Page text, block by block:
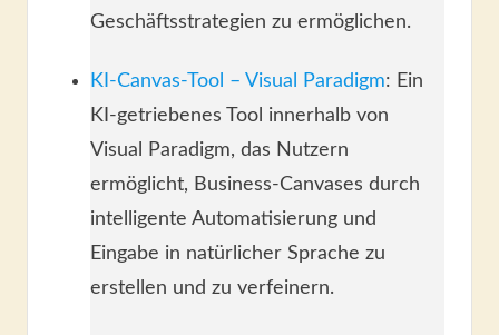
Geschäftsstrategien zu ermöglichen.
KI-Canvas-Tool – Visual Paradigm: Ein
KI-getriebenes Tool innerhalb von
Visual Paradigm, das Nutzern
ermöglicht, Business-Canvases durch
intelligente Automatisierung und
Eingabe in natürlicher Sprache zu
erstellen und zu verfeinern.